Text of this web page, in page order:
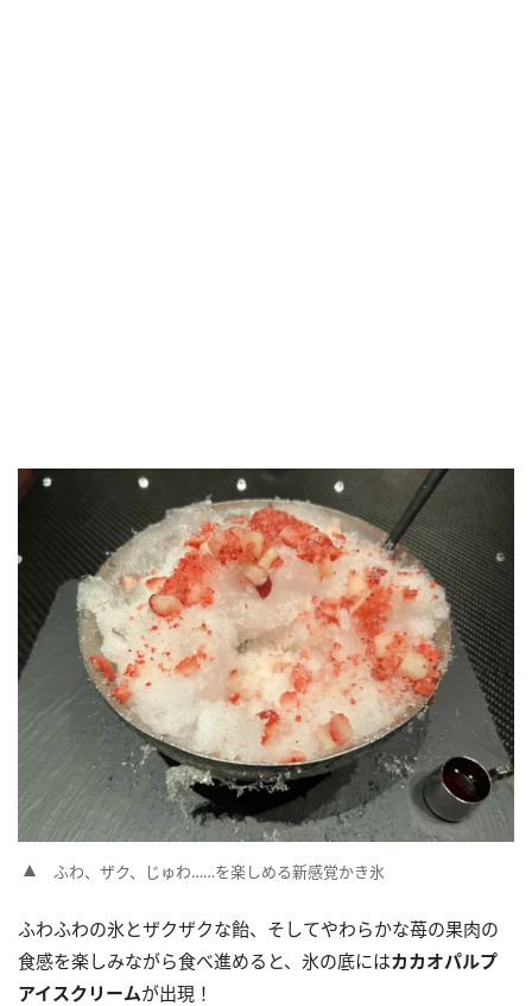
ふわ、ザク、じゅわ……を楽しめる新感覚かき氷
ふわふわの氷とザクザクな飴、そしてやわらかな苺の果肉の
食感を楽しみながら食べ進めると、氷の底にはカカオパルプ
アイスクリームが出現！